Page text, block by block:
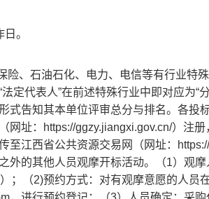
。
险、石油石化、电力、电信等有行业特
定代表人”在前述特殊行业中即对应为
式告知其本单位评审总分与排名。各投
网址：https://ggzy.jiangxi.gov.cn/）注
至江西省公共资源交易网（网址：
外的其他人员观摩开标活动。（1）观
；（2)预约方式：对有观摩意愿的人员